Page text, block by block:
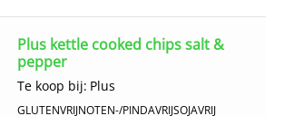
Plus kettle cooked chips salt &
pepper
Te koop bij: Plus
GLUTENVRIJNOTEN-/PINDAVRIJSOJAVRIJ